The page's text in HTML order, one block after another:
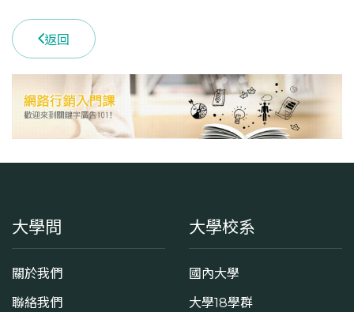
返回
大學問
關於我們
聯絡我們
大學校系
國內大學
大學18學群